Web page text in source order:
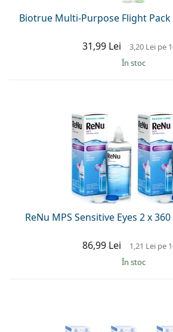
Biotrue Multi-Purpose Flight
31,99 Lei 3,20 Lei pe
În stoc
ReNu MPS Sensitive Eyes 2 x
86,99 Lei 1,21 Lei pe
În stoc